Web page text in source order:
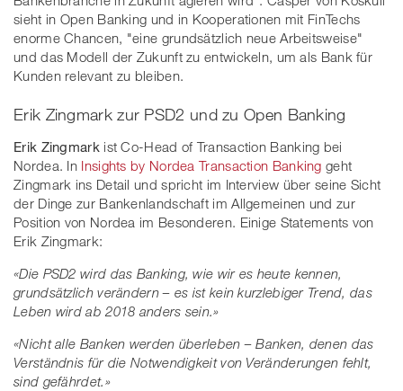
sieht in Open Banking und in Kooperationen mit FinTechs
enorme Chancen, "eine grundsätzlich neue Arbeitsweise"
und das Modell der Zukunft zu entwickeln, um als Bank für
Kunden relevant zu bleiben.
Erik Zingmark zur PSD2 und zu Open Banking
Erik Zingmarkist Co-Head of Transaction Banking bei
Nordea. In Insights by Nordea Transaction Banking geht
Zingmark ins Detail und spricht im Interview über seine Sicht
der Dinge zur Bankenlandschaft im Allgemeinen und zur
Position von Nordea im Besonderen. Einige Statements von
Erik Zingmark:
«Die PSD2 wird das Banking, wie wir es heute kennen,
grundsätzlich verändern – es ist kein kurzlebiger Trend, das
Leben wird ab 2018 anders sein.»
«Nicht alle Banken werden überleben – Banken, denen das
Verständnis für die Notwendigkeit von Veränderungen fehlt,
sind gefährdet.»